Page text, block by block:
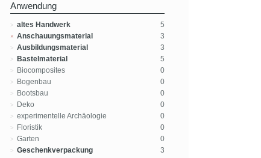
Anwendung
altes Handwerk
5
Anschauungsmaterial
3
Ausbildungsmaterial
3
Bastelmaterial
5
Biocomposites
0
Bogenbau
0
Bootsbau
0
Deko
0
experimentelle Archäologie
0
Floristik
0
Garten
0
Geschenkverpackung
3